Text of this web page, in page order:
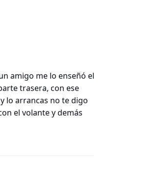
amigo me lo enseñó el
trasera, con ese
lo arrancas no te digo
el volante y demás